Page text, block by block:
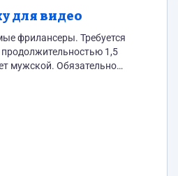
для видео
фрилансеры. Требуется
1,5
мужской. Обязательно
за 1,5 минуты.